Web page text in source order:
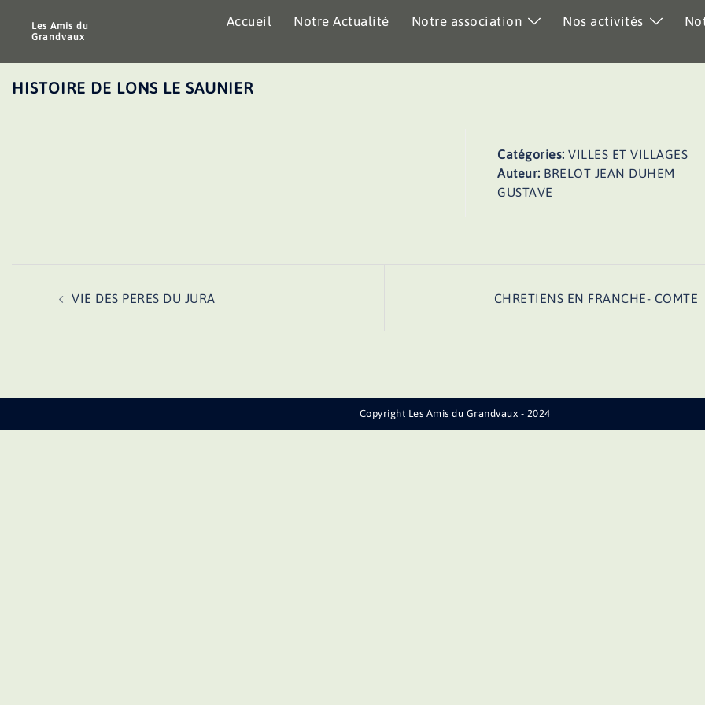
Les Amis du
Grandvaux
Accueil Notre Actualité Notre association Nos activités
HISTOIRE DE LONS LE SAUNIER
Catégories:VILLES ET VILLAGES
Auteur: BRELOT JEAN DUHEM
GUSTAVE
VIE DES PERES DU JURA CHRETIENS EN FRANCHE- COMTE
Copyright Les Amis du Grandvaux - 2024